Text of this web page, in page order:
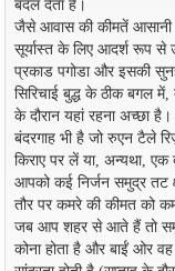
बदल देता है।
जैसे आवास की कीमतें आसानी
सूर्यास्त के लिए आदर्श रूप
प्रकाड पगोडा और इसकी
सिरिचाई बुद्ध के ठीक बगल
के दौरान यहां रहना अच्छा
बंदरगाह भी है जो रुएन टैले
किराए पर लें या, अन्यथा,
आपको कई निर्जन समुद्र
तौर पर कमरे की कीमत को
जब आप शहर से आते हैं तो
कोना होता है और बाईं ओर